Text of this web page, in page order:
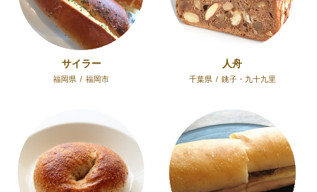
サイラー
福岡県 / 福岡市
人舟
千葉県 / 銚子・九十九里